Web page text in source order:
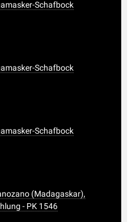
Schafbock
Schafbock
Schafbock
(Madagaskar),
- PK 1546